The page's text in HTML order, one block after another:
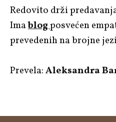
Redovito drži
Imablogposvećen
prevedenih na brojne
Prevela:Aleksandra